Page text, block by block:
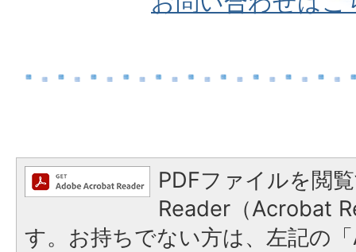
PDFファイルを閲
Reader（Acrobat
す。お持ちでない方は、左記の